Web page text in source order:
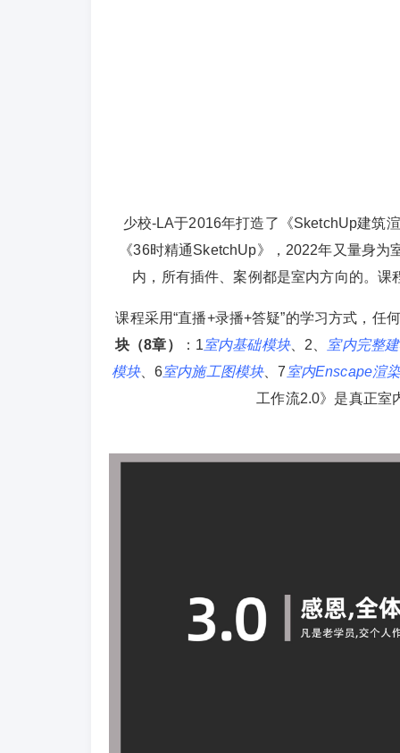
少校-LA于2016年打造了《SketchUp建筑
《36时精通SketchUp》，2022年又量身
内，所有插件、案例都是室内方向的。
课程采用“直播+录播+答疑”的学习方式，任
块（8章）
：1室内基础模块、2、 室内完整
模块、6室内施工图模块、7 室内Enscape渲
工作流2.0》是真正室